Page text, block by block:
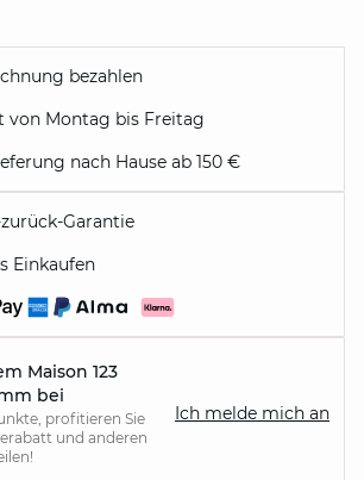
bezahlen
von Montag bis Freitag
nach Hause ab 150 €
Garantie
Einkaufen
Maison 123
bei
profitieren Sie
und anderen
Ich melde mich an